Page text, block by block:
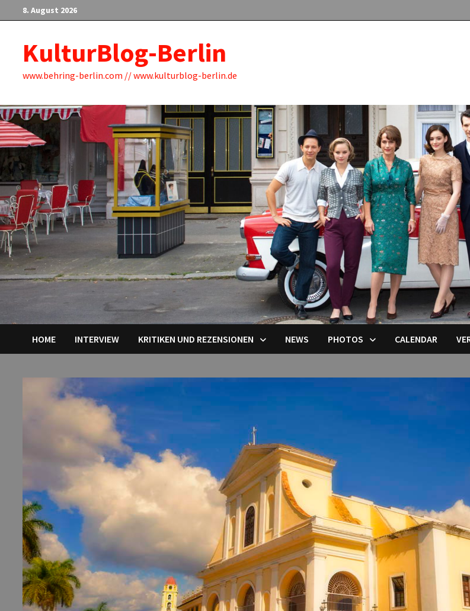
Inhalt
8. August 2026
KulturBlog-Berlin
www.behring-berlin.com // www.kulturblog-berlin.de
HOME INTERVIEW KRITIKEN UND REZENSIONEN NEWS PHOTOS CALENDAR